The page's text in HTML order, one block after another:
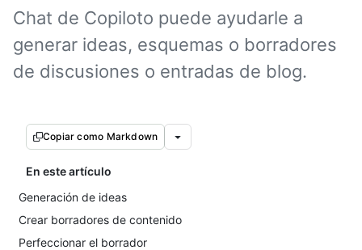
Chat de Copiloto puede ayudarle a
generar ideas, esquemas o borradores
de discusiones o entradas de blog.
Copiar como Markdown
En este artículo
Generación de ideas
Crear borradores de contenido
Perfeccionar el borrador